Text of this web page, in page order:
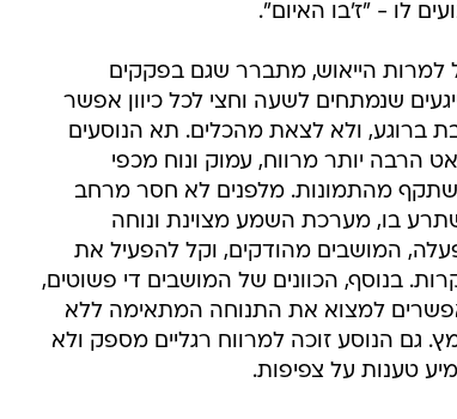
לו - "ז'בו האיום".
למרות הייאוש, מתברר שגם בפקקים
שנמתחים לשעה וחצי לכל כיוון אפשר
ברוגע, ולא לצאת מהכלים. תא הנוסעים
הרבה יותר מרווח, עמוק ונוח מכפי
מהתמונות. מלפנים לא חסר מרחב
בו, מערכת השמע מצוינת ונוחה
המושבים מהודקים, וקל להפעיל את
בנוסף, הכוונים של המושבים די פשוטים,
למצוא את התנוחה המתאימה ללא
גם הנוסע זוכה למרווח רגליים מספק ולא
טענות על צפיפות.